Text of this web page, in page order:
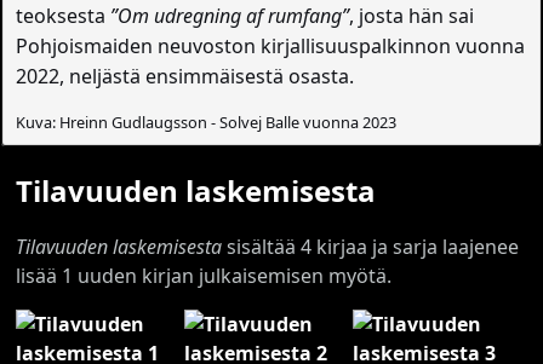
teoksesta ”Om udregning af rumfang”, josta hän sai
Pohjoismaiden neuvoston kirjallisuuspalkinnon vuonna
2022, neljästä ensimmäisestä osasta.
Kuva: Hreinn Gudlaugsson - Solvej Balle vuonna 2023
Tilavuuden laskemisesta
Tilavuuden laskemisestasisältää 4 kirjaa ja sarja laajenee
lisää 1 uuden kirjan julkaisemisen myötä.